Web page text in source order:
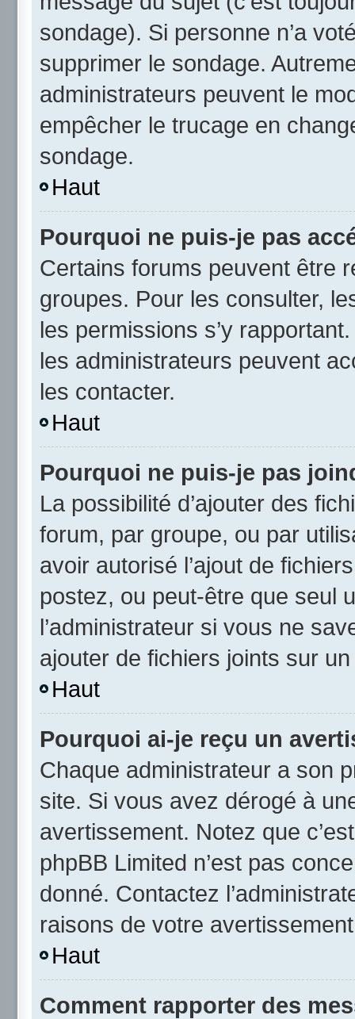
sondage). Si personne n’a
supprimer le sondage.
administrateurs peuvent le
empêcher le trucage en
sondage.
Haut
Pourquoi ne puis-je pas
Certains forums peuvent être
groupes. Pour les consulter,
les permissions s’y
les administrateurs peuvent
les contacter.
Haut
Pourquoi ne puis-je pas
La possibilité d’ajouter des
forum, par groupe, ou par
avoir autorisé l’ajout de
postez, ou peut-être que seul
l’administrateur si vous ne
ajouter de fichiers joints sur
Haut
Pourquoi ai-je reçu un
Chaque administrateur a son
site. Si vous avez dérogé à
avertissement. Notez que
phpBB Limited n’est pas
donné. Contactez
raisons de votre
Haut
Comment rapporter des